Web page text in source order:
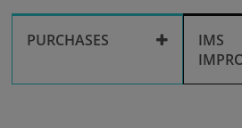
Recruitment
Training
Facilities use
PURCHASES
IMS